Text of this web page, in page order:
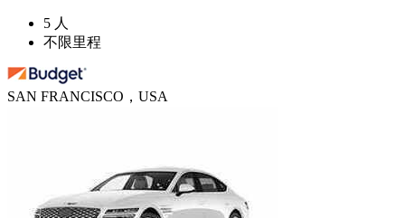
5 人
不限里程
SAN FRANCISCO，USA